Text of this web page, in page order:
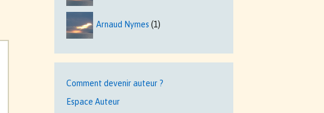
Arnaud Nymes (1)
Comment devenir auteur ?
Espace Auteur